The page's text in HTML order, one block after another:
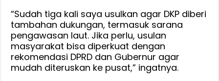
“Sudah tiga kali saya usulkan agar DKP diberi
tambahan dukungan, termasuk sarana
pengawasan laut. Jika perlu, usulan
masyarakat bisa diperkuat dengan
rekomendasi DPRD dan Gubernur agar
mudah diteruskan ke pusat,” ingatnya.